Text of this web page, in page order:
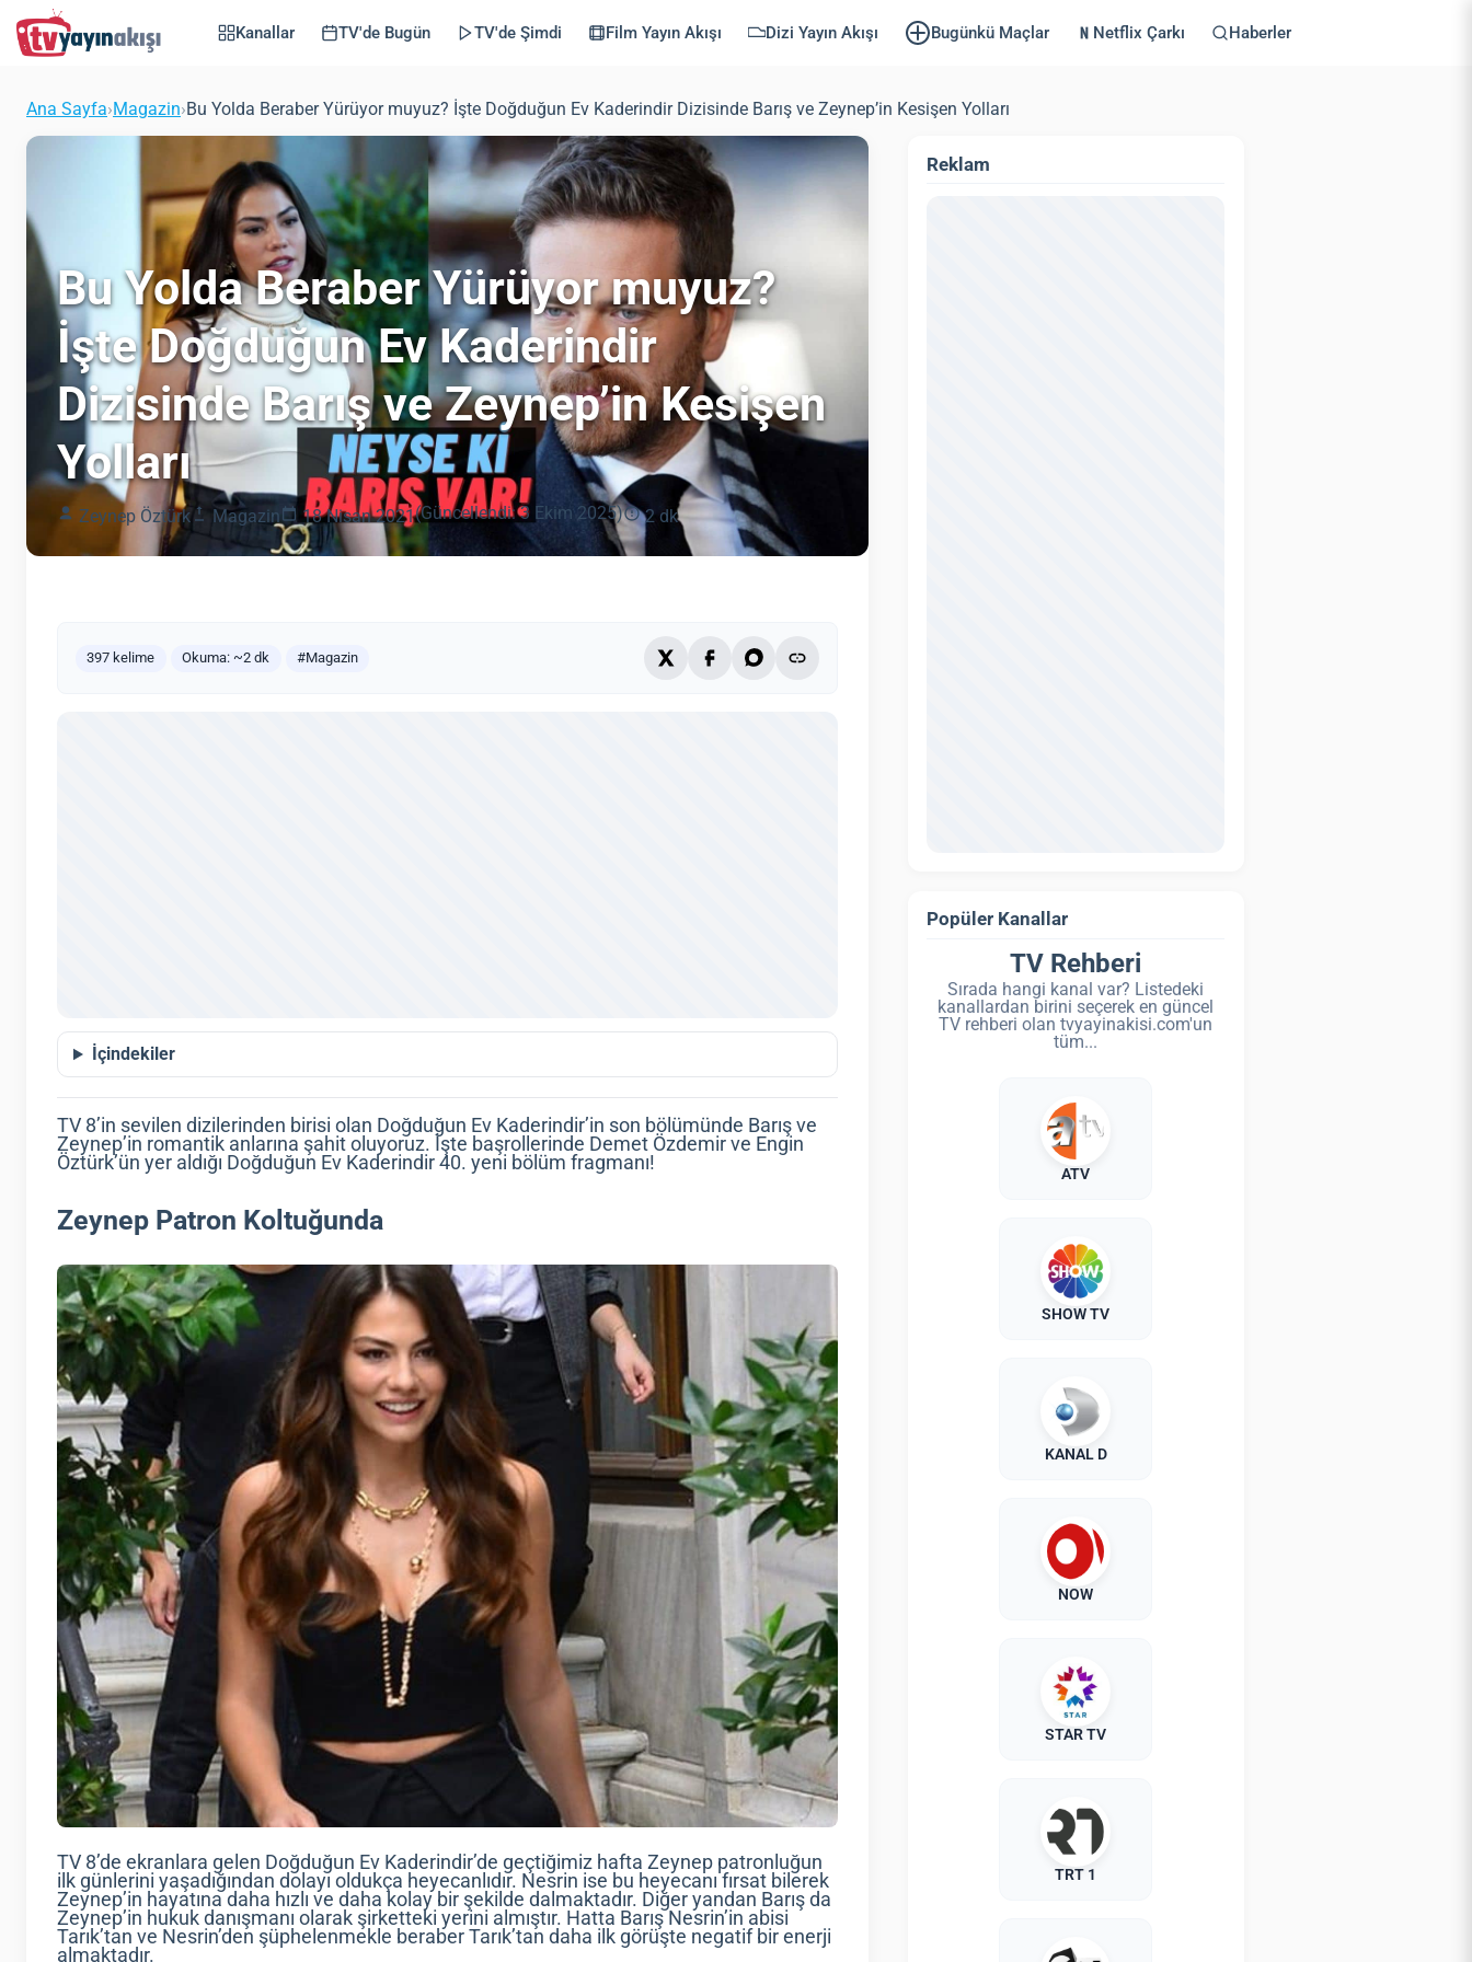
Kanallar TV'de Bugün TV'de Şimdi Film Yayın Akışı Dizi Yayın Akışı Bugünkü Maçlar Netflix Çarkı Haberler
Ana Sayfa›Magazin›Bu Yolda Beraber Yürüyor muyuz? İşte Doğduğun Ev Kaderindir Dizisinde Barış ve Zeynep’in Kesişen Yolları
Bu Yolda Beraber Yürüyor muyuz?
İşte Doğduğun Ev Kaderindir
Dizisinde Barış ve Zeynep’in Kesişen
Yolları
Zeynep Öztürk Magazin 18 Nisan 2021(Güncellendi: 3 Ekim 2025) 2 dk
397 kelime Okuma: ~2 dk #Magazin
İçindekiler
TV 8’in sevilen dizilerinden birisi olan Doğduğun Ev Kaderindir’in son bölümünde Barış ve
Zeynep’in romantik anlarına şahit oluyoruz. İşte başrollerinde Demet Özdemir ve Engin
Öztürk’ün yer aldığı Doğduğun Ev Kaderindir 40. yeni bölüm fragmanı!
Zeynep Patron Koltuğunda
TV 8’de ekranlara gelen Doğduğun Ev Kaderindir’de geçtiğimiz hafta Zeynep patronluğun
ilk günlerini yaşadığından dolayı oldukça heyecanlıdır. Nesrin ise bu heyecanı fırsat bilerek
Zeynep’in hayatına daha hızlı ve daha kolay bir şekilde dalmaktadır. Diğer yandan Barış da
Zeynep’in hukuk danışmanı olarak şirketteki yerini almıştır. Hatta Barış Nesrin’in abisi
Tarık’tan ve Nesrin’den şüphelenmekle beraber Tarık’tan daha ilk görüşte negatif bir enerji
almaktadır.
Reklam
Popüler Kanallar
TV Rehberi
Sırada hangi kanal var? Listedeki
kanallardan birini seçerek en güncel
TV rehberi olan tvyayinakisi.com'un
tüm...
ATV
SHOW TV
KANAL D
NOW
STAR TV
TRT 1